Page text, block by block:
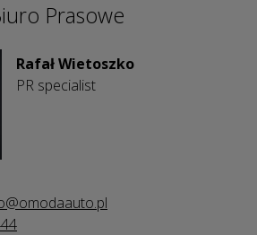
Prasowe
Rafał Wietoszko
PR specialist